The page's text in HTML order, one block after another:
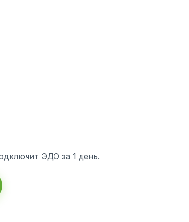
ЭДО за 1 день.